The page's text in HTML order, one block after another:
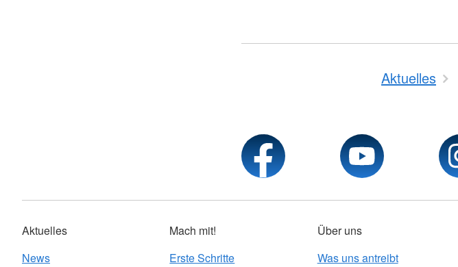
Aktuelles
Aktuelles
News
Mach mit!
Erste Schritte
Über uns
Was uns antreibt